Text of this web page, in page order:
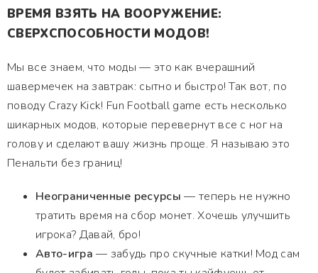
ВРЕМЯ ВЗЯТЬ НА ВООРУЖЕНИЕ:
СВЕРХСПОСОБНОСТИ МОДОВ!
Мы все знаем, что моды — это как вчерашний
шавермечек на завтрак: сытно и быстро! Так вот, по
поводу Crazy Kick! Fun Football game есть несколько
шикарных модов, которые перевернут все с ног на
голову и сделают вашу жизнь проще. Я называю это
Пенальти без границ!
Неограниченные ресурсы — теперь не нужно
тратить время на сбор монет. Хочешь улучшить
игрока? Давай, бро!
Авто-игра — забудь про скучные катки! Мод сам